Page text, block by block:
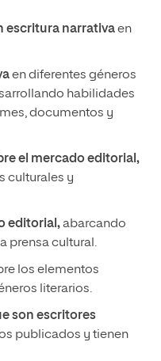
escritura narrativaen
en diferentes géneros
habilidades
documentos y
el mercado editorial,
culturales y
editorial,abarcando
prensa cultural.
los elementos
literarios.
son escritores
publicados y tienen